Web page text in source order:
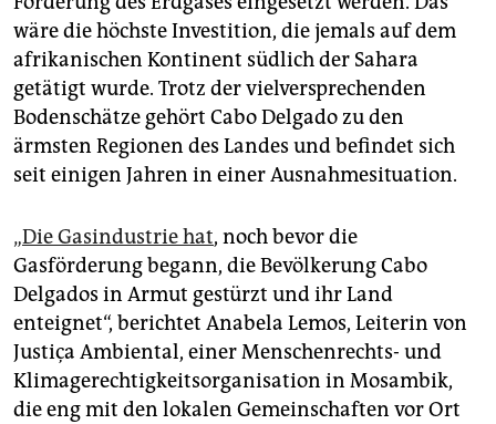
wäre die höchste Investition, die jemals auf dem
afrikanischen Kontinent südlich der Sahara
getätigt wurde. Trotz der vielversprechenden
Bodenschätze gehört Cabo Delgado zu den
ärmsten Re­gio­nen des Landes und befindet sich
seit einigen Jahren in einer Ausnahmesituation.
„Die Gasindustrie hat, noch bevor die
Gasförderung begann, die Bevölkerung Cabo
Delgados in Armut gestürzt und ihr Land
enteignet“, berichtet Anabela Lemos, Leiterin von
Justiça Ambiental, einer Menschenrechts- und
Klimagerechtigkeitsorganisation in Mosambik,
die eng mit den lokalen Gemeinschaften vor Ort